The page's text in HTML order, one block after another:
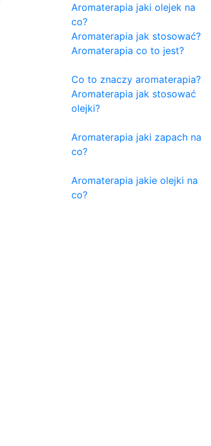
Aromaterapia jaki olejek na
co?
Aromaterapia jak stosować?
Aromaterapia co to jest?
Co to znaczy aromaterapia?
Aromaterapia jak stosować
olejki?
Aromaterapia jaki zapach na
co?
Aromaterapia jakie olejki na
co?